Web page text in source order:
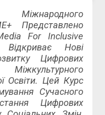
Представлено
For Inclusive
Відкриває Нові
Цифрових
Освіти. Цей Курс
Сучасного
Цифрових